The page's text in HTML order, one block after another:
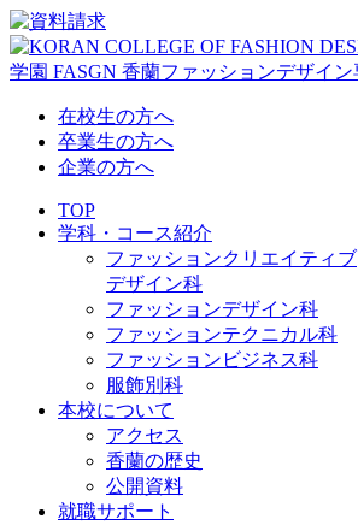
在校生の方へ
卒業生の方へ
企業の方へ
TOP
学科・コース紹介
ファッションクリエイティブ
デザイン科
ファッションデザイン科
ファッションテクニカル科
ファッションビジネス科
服飾別科
本校について
アクセス
香蘭の歴史
公開資料
就職サポート